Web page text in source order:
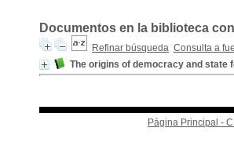
Documentos en la biblioteca
Refinar búsqueda Consulta a
The origins of democracy and state
Página Principal -